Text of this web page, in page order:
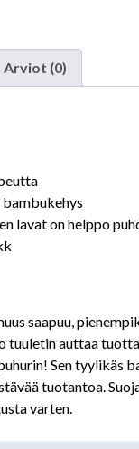
Arviot (0)
bambukehys
lavat on helppo
saapuu,
tuuletin auttaa
Sen tyylikäs
tuotantoa.
varten.